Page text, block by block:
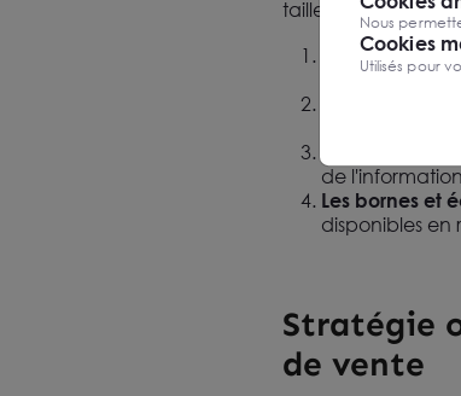
tailles.
Le POS cloud :
l'historique
de
Les bornes et
disponibles en
Stratégie
de vente
Nous
Cookies
Utilisés pour